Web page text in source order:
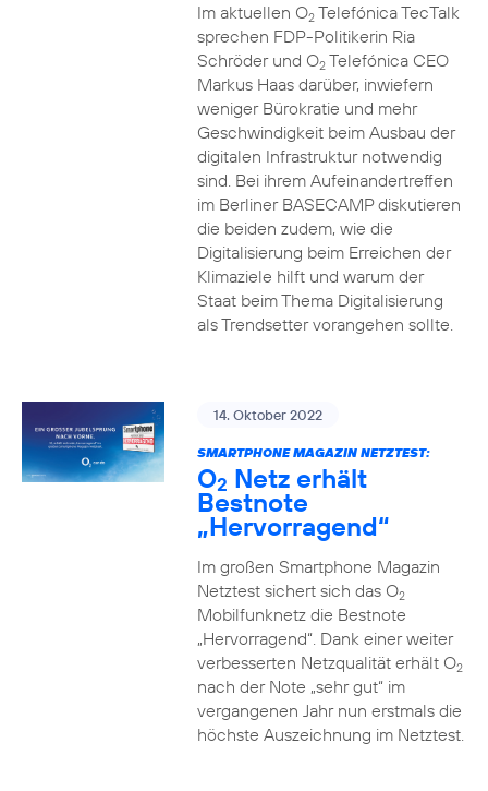
Im aktuellen O2Telefónica TecTalk
sprechen FDP-Politikerin Ria
Schröder und O2Telefónica CEO
Markus Haas darüber, inwiefern
weniger Bürokratie und mehr
Geschwindigkeit beim Ausbau der
digitalen Infrastruktur notwendig
sind. Bei ihrem Aufeinandertreffen
im Berliner BASECAMP diskutieren
die beiden zudem, wie die
Digitalisierung beim Erreichen der
Klimaziele hilft und warum der
Staat beim Thema Digitalisierung
als Trendsetter vorangehen sollte.
14. Oktober 2022
SMARTPHONE MAGAZIN NETZTEST:
O2 Netz erhält
Bestnote
„Hervorragend“
Im großen Smartphone Magazin
Netztest sichert sich das O2
Mobilfunknetz die Bestnote
„Hervorragend“. Dank einer weiter
verbesserten Netzqualität erhält O2
nach der Note „sehr gut“ im
vergangenen Jahr nun erstmals die
höchste Auszeichnung im Netztest.